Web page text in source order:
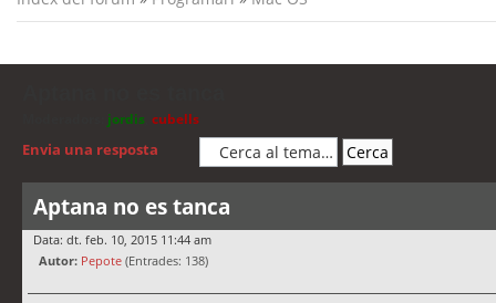
jordis cubells
Envia una resposta
Aptana no es tanca
Data: dt. feb. 10, 2015 11:44 am
Autor: Pepote (Entrades: 138)